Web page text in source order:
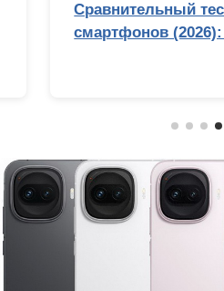
Сравнительный тест
смартфонов (2026):